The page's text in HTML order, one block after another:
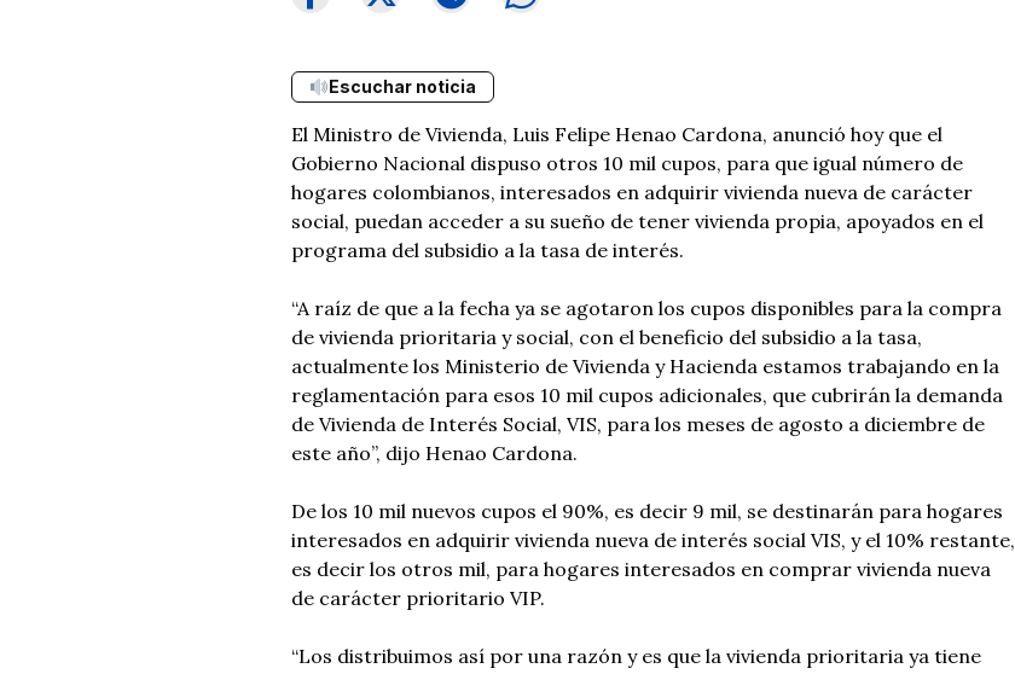
Escuchar noticia
El Ministro de Vivienda, Luis Felipe Henao Cardona, anunció hoy que el
Gobierno Nacional dispuso otros 10 mil cupos, para que igual número de
hogares colombianos, interesados en adquirir vivienda nueva de carácter
social, puedan acceder a su sueño de tener vivienda propia, apoyados en el
programa del subsidio a la tasa de interés.
“A raíz de que a la fecha ya se agotaron los cupos disponibles para la compra
de vivienda prioritaria y social, con el beneficio del subsidio a la tasa,
actualmente los Ministerio de Vivienda y Hacienda estamos trabajando en la
reglamentación para esos 10 mil cupos adicionales, que cubrirán la demanda
de Vivienda de Interés Social, VIS, para los meses de agosto a diciembre de
este año”, dijo Henao Cardona.
De los 10 mil nuevos cupos el 90%, es decir 9 mil, se destinarán para hogares
interesados en adquirir vivienda nueva de interés social VIS, y el 10% restante,
es decir los otros mil, para hogares interesados en comprar vivienda nueva
de carácter prioritario VIP.
“Los distribuimos así por una razón y es que la vivienda prioritaria ya tiene